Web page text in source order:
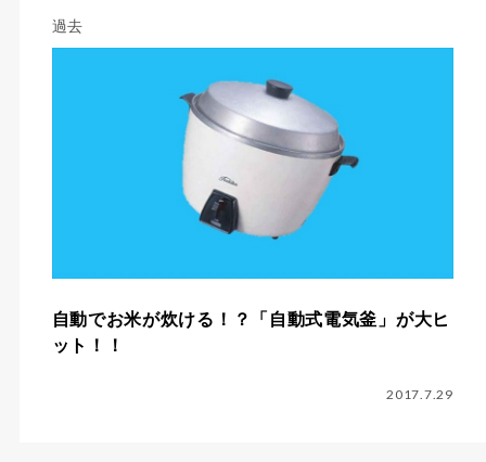
過去
自動でお米が炊ける！？「自動式電気釜」が大ヒ
ット！！
2017.7.29